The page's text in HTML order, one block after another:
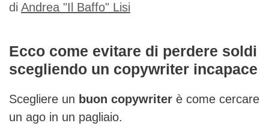
di Andrea "Il Baffo" Lisi
Ecco come evitare di perdere soldi
scegliendo un copywriter incapace
Scegliere un buon copywriter è come cercare
un ago in un pagliaio.